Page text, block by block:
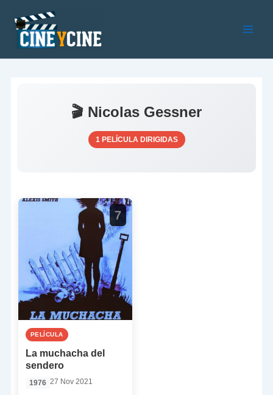
contenido
🎬 Nicolas Gessner
1 PELÍCULA DIRIGIDAS
7
PELÍCULA
La muchacha del
sendero
1976 27 Nov 2021